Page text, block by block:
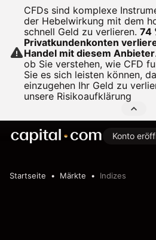
CFDs sind komplexe
der Hebelwirkung mit dem
schnell Geld zu verlieren. 74
Privatkundenkonten
Handel mit diesem Anbieter.
ob Sie verstehen, wie CFD
Sie es sich leisten können,
einzugehen Ihr Geld zu
unsere Risikoaufklärung
Konto
Startseite Märkte Indizes